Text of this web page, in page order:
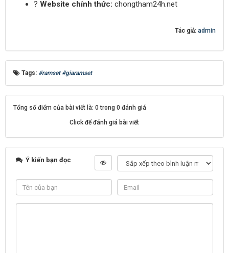
? Website chính thức: chongtham24h.net
Tác giả: admin
Tags: #ramset #giaramset
Tổng số điểm của bài viết là: 0 trong 0 đánh giá
Click để đánh giá bài viết
Ý kiến bạn đọc